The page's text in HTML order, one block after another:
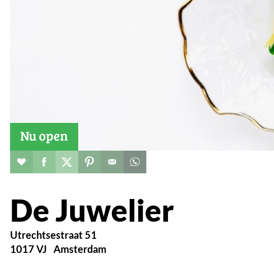
Nu open
Restaurant toevoegen aan favorieten
Deel dit op facebook
Deel dit op twitter
Deel dit op pinterest
De Juwelier
Utrechtsestraat 51
1017 VJ Amsterdam